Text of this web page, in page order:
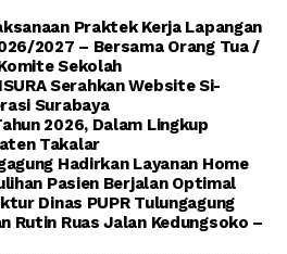
Praktek Kerja Lapangan
2027 – Bersama Orang Tua /
Sekolah
Serahkan Website Si-
Surabaya
2026, Dalam Lingkup
Takalar
Hadirkan Layanan Home
Pasien Berjalan Optimal
Dinas PUPR Tulungagung
Rutin Ruas Jalan Kedungsoko –